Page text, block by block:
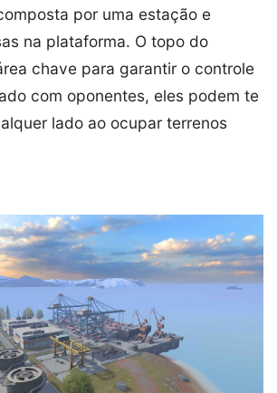
por uma estação e
na plataforma. O topo do
chave para garantir o controle
com oponentes, eles podem te
lado ao ocupar terrenos